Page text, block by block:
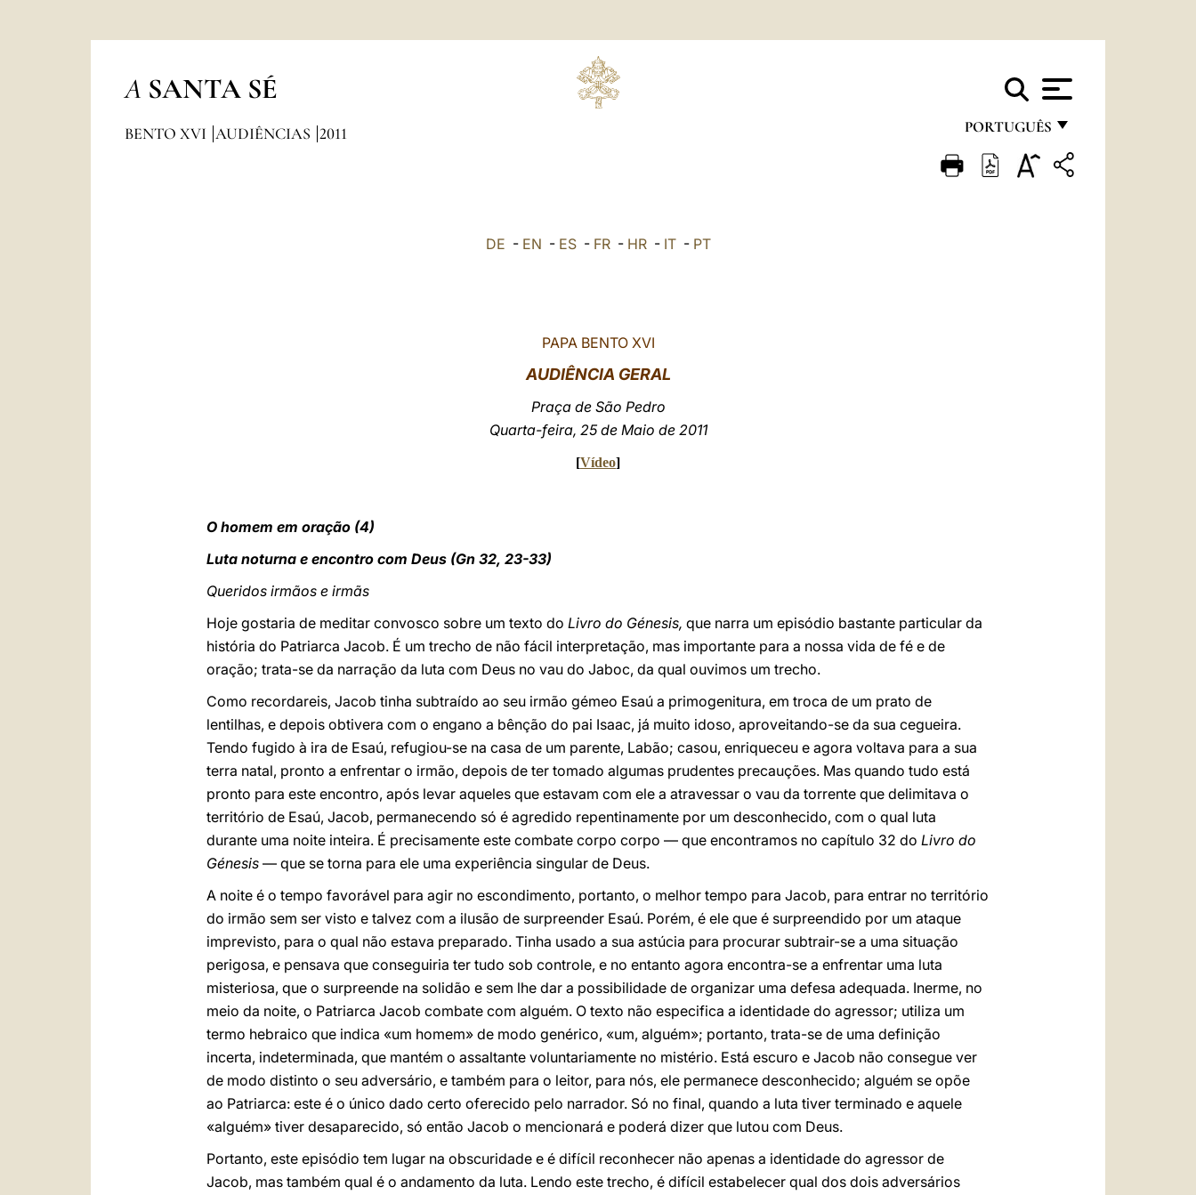
A SANTA SÉ
PORTUGUÊS
FRANÇAIS
BENTO XVI AUDIÊNCIAS 2011
DE - EN - ES- FR- HR- IT- PT
PAPA BENTO XVI
AUDIÊNCIA GERAL
Praça de São Pedro
Quarta-feira, 25 de Maio de 2011
[Vídeo]
O homem em oração (4)
Luta noturna e encontro com Deus (Gn 32, 23-33)
Queridos irmãos e irmãs
Hoje gostaria de meditar convosco sobre um texto do Livro do Génesis, que narra um episódio bastante particular da
história do Patriarca Jacob. É um trecho de não fácil interpretação, mas importante para a nossa vida de fé e de
oração; trata-se da narração da luta com Deus no vau do Jaboc, da qual ouvimos um trecho.
Como recordareis, Jacob tinha subtraído ao seu irmão gémeo Esaú a primogenitura, em troca de um prato de
lentilhas, e depois obtivera com o engano a bênção do pai Isaac, já muito idoso, aproveitando-se da sua cegueira.
Tendo fugido à ira de Esaú, refugiou-se na casa de um parente, Labão; casou, enriqueceu e agora voltava para a sua
terra natal, pronto a enfrentar o irmão, depois de ter tomado algumas prudentes precauções. Mas quando tudo está
pronto para este encontro, após levar aqueles que estavam com ele a atravessar o vau da torrente que delimitava o
território de Esaú, Jacob, permanecendo só é agredido repentinamente por um desconhecido, com o qual luta
durante uma noite inteira. É precisamente este combate corpo corpo — que encontramos no capítulo 32 do Livro do
Génesis — que se torna para ele uma experiência singular de Deus.
A noite é o tempo favorável para agir no escondimento, portanto, o melhor tempo para Jacob, para entrar no território
do irmão sem ser visto e talvez com a ilusão de surpreender Esaú. Porém, é ele que é surpreendido por um ataque
imprevisto, para o qual não estava preparado. Tinha usado a sua astúcia para procurar subtrair-se a uma situação
perigosa, e pensava que conseguiria ter tudo sob controle, e no entanto agora encontra-se a enfrentar uma luta
misteriosa, que o surpreende na solidão e sem lhe dar a possibilidade de organizar uma defesa adequada. Inerme, no
meio da noite, o Patriarca Jacob combate com alguém. O texto não especifica a identidade do agressor; utiliza um
termo hebraico que indica «um homem» de modo genérico, «um, alguém»; portanto, trata-se de uma definição
incerta, indeterminada, que mantém o assaltante voluntariamente no mistério. Está escuro e Jacob não consegue ver
de modo distinto o seu adversário, e também para o leitor, para nós, ele permanece desconhecido; alguém se opõe
ao Patriarca: este é o único dado certo oferecido pelo narrador. Só no final, quando a luta tiver terminado e aquele
«alguém» tiver desaparecido, só então Jacob o mencionará e poderá dizer que lutou com Deus.
Portanto, este episódio tem lugar na obscuridade e é difícil reconhecer não apenas a identidade do agressor de
Jacob, mas também qual é o andamento da luta. Lendo este trecho, é difícil estabelecer qual dos dois adversários